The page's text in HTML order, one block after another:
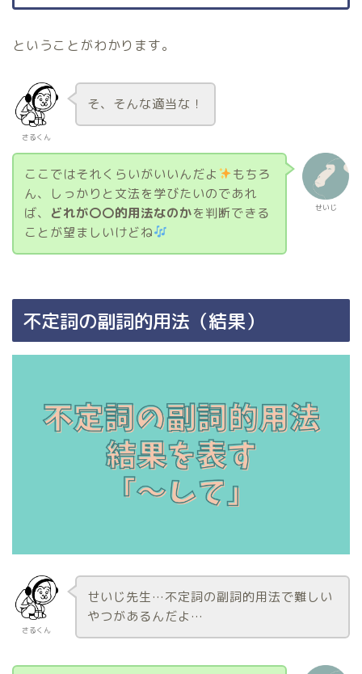
ということがわかります。
さるくん
そ、そんな適当な！
せいじ
ここではそれくらいがいいんだよ
もちろ
ん、しっかりと文法を学びたいのであれ
ば、
どれが〇〇的用法なのかを判断できる
ことが望ましいけどね
不定詞の副詞的用法（結果）
さるくん
せいじ先生…不定詞の副詞的用法で難しい
やつがあるんだよ…